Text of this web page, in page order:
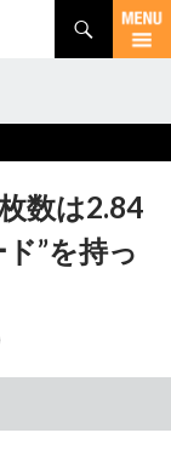
数は2.84
”を持っ